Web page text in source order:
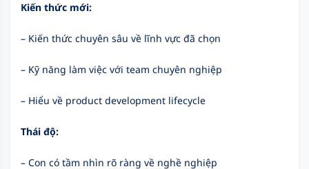
Kiến thức mới:
– Kiến thức chuyên sâu về lĩnh vực đã chọn
– Kỹ năng làm việc với team chuyên nghiệp
– Hiểu về product development lifecycle
Thái độ:
– Con có tầm nhìn rõ ràng về nghề nghiệp